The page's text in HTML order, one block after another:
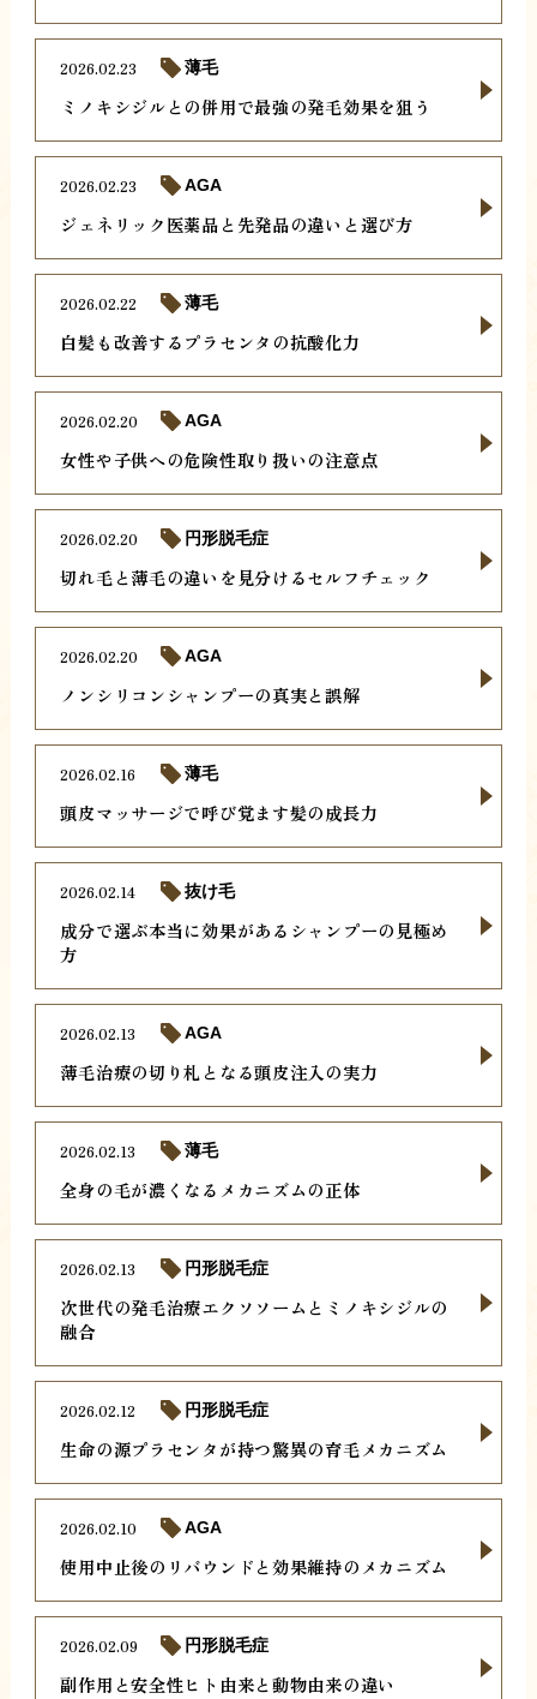
ミノキシジルとの併用で最強の発毛効果を狙う
2026.02.23 薄毛
ジェネリック医薬品と先発品の違いと選び方
2026.02.23 AGA
白髪も改善するプラセンタの抗酸化力
2026.02.22 薄毛
女性や子供への危険性取り扱いの注意点
2026.02.20 AGA
切れ毛と薄毛の違いを見分けるセルフチェック
2026.02.20 円形脱毛症
ノンシリコンシャンプーの真実と誤解
2026.02.20 AGA
頭皮マッサージで呼び覚ます髪の成長力
2026.02.16 薄毛
成分で選ぶ本当に効果があるシャンプーの見極め
方
2026.02.14 抜け毛
薄毛治療の切り札となる頭皮注入の実力
2026.02.13 AGA
全身の毛が濃くなるメカニズムの正体
2026.02.13 薄毛
次世代の発毛治療エクソソームとミノキシジルの
融合
2026.02.13 円形脱毛症
生命の源プラセンタが持つ驚異の育毛メカニズム
2026.02.12 円形脱毛症
使用中止後のリバウンドと効果維持のメカニズム
2026.02.10 AGA
副作用と安全性ヒト由来と動物由来の違い
2026.02.09 円形脱毛症